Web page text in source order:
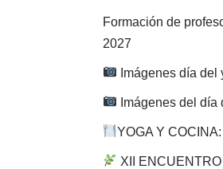
Formación de
2027
Imágenes día
Imágenes del
YOGA Y
XII